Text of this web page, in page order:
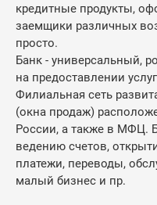
кредитные продукты,
заемщики различных
просто.
Банк - универсальный,
на предоставлении
Филиальная сеть
(окна продаж)
России, а также в МФЦ.
ведению счетов,
платежи, переводы,
малый бизнес и пр.